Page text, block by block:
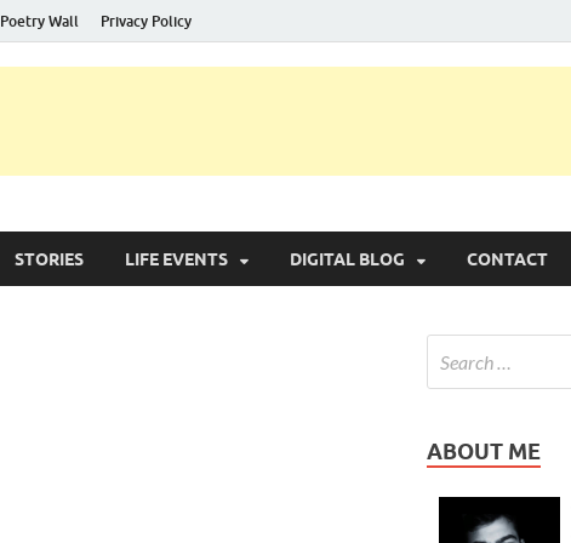
Poetry Wall Privacy Policy
STORIES LIFE EVENTS DIGITAL BLOG CONTACT
ABOUT ME